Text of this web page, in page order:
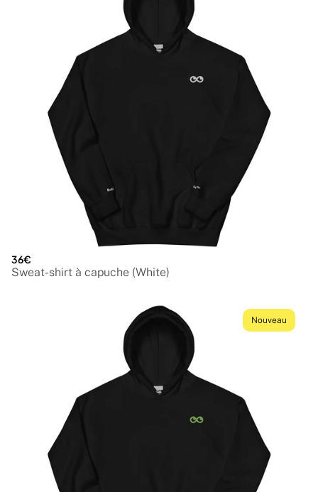
36€
Sweat-shirt à capuche (White)
Nouveau